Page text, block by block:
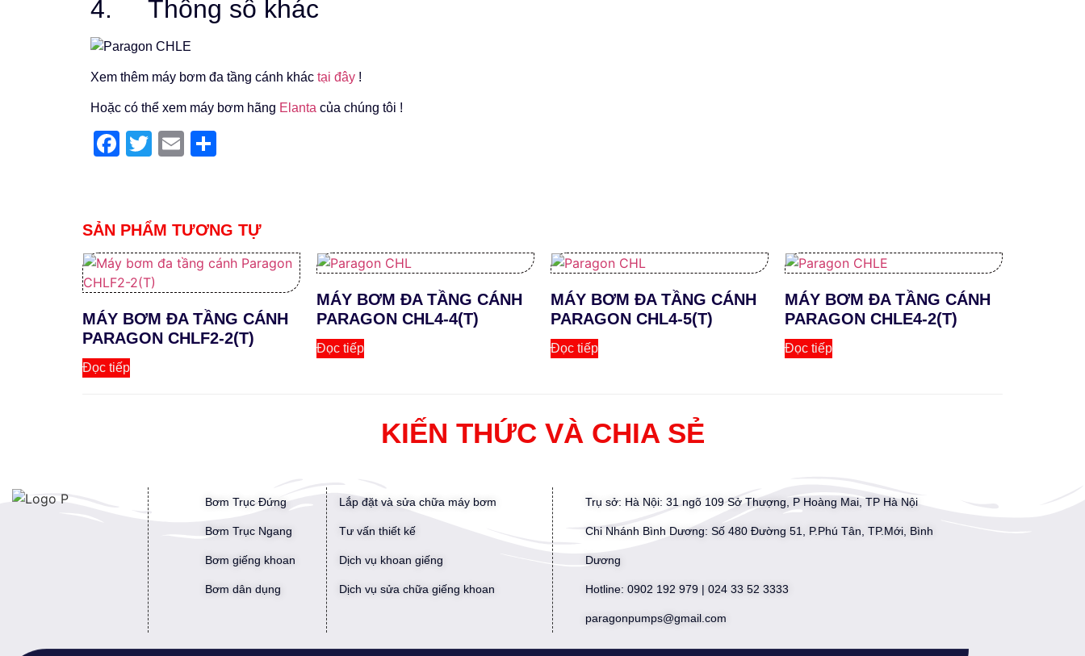
4. Thông số khác
Xem thêm máy bơm đa tầng cánh khác tại đây !
Hoặc có thể xem máy bơm hãng Elanta của chúng tôi !
Facebook
TwitterEmail
SẢN PHẨM TƯƠNG TỰ
MÁY BƠM ĐA TẦNG CÁNH
PARAGON CHLF2-2(T)
Đọc tiếp
MÁY BƠM ĐA TẦNG CÁNH
PARAGON CHL4-4(T)
Đọc tiếp
MÁY BƠM ĐA TẦNG CÁNH
PARAGON CHL4-5(T)
Đọc tiếp
MÁY BƠM ĐA TẦNG CÁNH
PARAGON CHLE4-2(T)
Đọc tiếp
KIẾN THỨC VÀ CHIA SẺ
Bơm Trục Đứng
Bơm Trục Ngang
Bơm giếng khoan
Bơm dân dụng
Lắp đặt và sửa chữa máy bơm
Tư vấn thiết kế
Dịch vụ khoan giếng
Dịch vụ sửa chữa giếng khoan
Trụ sở: Hà Nội: 31 ngõ 109 Sở Thượng, P Hoàng Mai, TP Hà Nội
Chi Nhánh Bình Dương: Số 480 Đường 51, P.Phú Tân, TP.Mới, Bình
Dương
Hotline: 0902 192 979 | 024 33 52 3333
paragonpumps@gmail.com